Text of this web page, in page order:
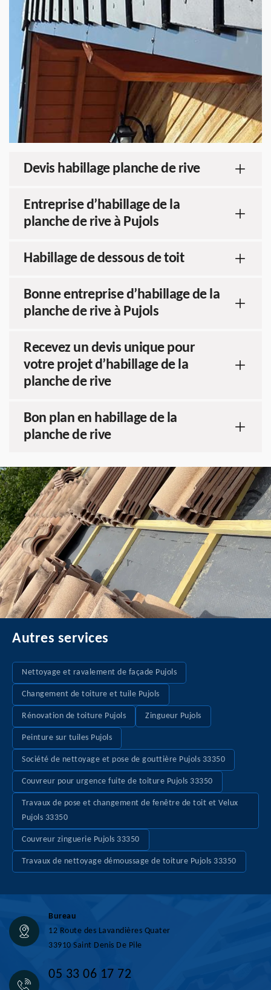
Devis habillage planche de rive
Entreprise d’habillage de la
planche de rive à Pujols
Habillage de dessous de toit
Bonne entreprise d’habillage de la
planche de rive à Pujols
Recevez un devis unique pour
votre projet d’habillage de la
planche de rive
Bon plan en habillage de la
planche de rive
Autres services
Nettoyage et ravalement de façade Pujols
Changement de toiture et tuile Pujols
Rénovation de toiture Pujols Zingueur Pujols
Peinture sur tuiles Pujols
Société de nettoyage et pose de gouttière Pujols 33350
Couvreur pour urgence fuite de toiture Pujols 33350
Travaux de pose et changement de fenêtre de toit et Velux
Pujols 33350
Couvreur zinguerie Pujols 33350
Travaux de nettoyage démoussage de toiture Pujols 33350
Bureau
12 Route des Lavandières Quater
33910 Saint Denis De Pile
05 33 06 17 72